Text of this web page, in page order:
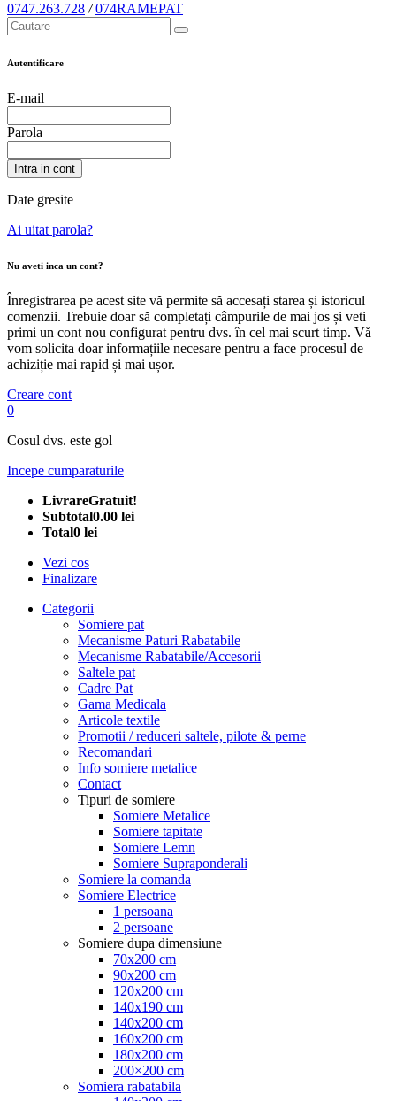
0747.263.728 / 074RAMEPAT
Autentificare
E-mail
Parola
Intra in cont
Date gresite
Ai uitat parola?
Nu aveti inca un cont?
Înregistrarea pe acest site vă permite să accesați starea și istoricul
comenzii. Trebuie doar să completați câmpurile de mai jos și veti
primi un cont nou configurat pentru dvs. în cel mai scurt timp. Vă
vom solicita doar informațiile necesare pentru a face procesul de
achiziție mai rapid și mai ușor.
Creare cont
0
Cosul dvs. este gol
Incepe cumparaturile
LivrareGratuit!
Subtotal0.00 lei
Total0 lei
Vezi cos
Finalizare
Categorii
Somiere pat
Mecanisme Paturi Rabatabile
Mecanisme Rabatabile/Accesorii
Saltele pat
Cadre Pat
Gama Medicala
Articole textile
Promotii / reduceri saltele, pilote & perne
Recomandari
Info somiere metalice
Contact
Tipuri de somiere
Somiere Metalice
Somiere tapitate
Somiere Lemn
Somiere Supraponderali
Somiere la comanda
Somiere Electrice
1 persoana
2 persoane
Somiere dupa dimensiune
70x200 cm
90x200 cm
120x200 cm
140x190 cm
140x200 cm
160x200 cm
180x200 cm
200×200 cm
Somiera rabatabila